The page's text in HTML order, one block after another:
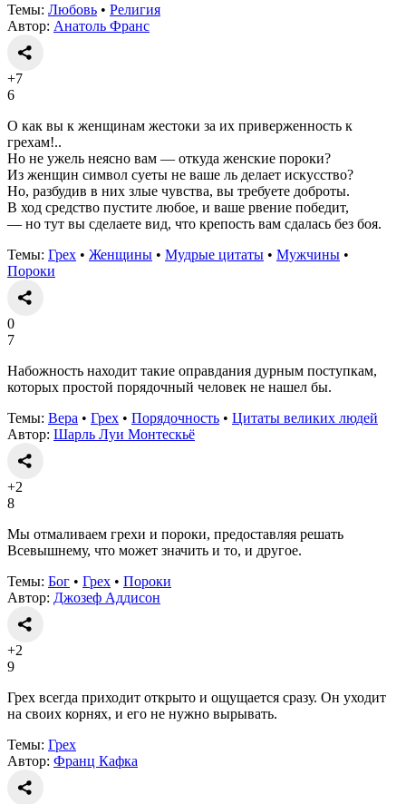
Темы: Любовь • Религия
Автор: Анатоль Франс
+7
6
О как вы к женщинам жестоки за их приверженность к
грехам!..
Но не ужель неясно вам — откуда женские пороки?
Из женщин символ суеты не ваше ль делает искусство?
Но, разбудив в них злые чувства, вы требуете доброты.
В ход средство пустите любое, и ваше рвение победит,
— но тут вы сделаете вид, что крепость вам сдалась без боя.
Темы: Грех • Женщины • Мудрые цитаты • Мужчины •
Пороки
0
7
Набожность находит такие оправдания дурным поступкам,
которых простой порядочный человек не нашел бы.
Темы: Вера • Грех • Порядочность • Цитаты великих людей
Автор: Шарль Луи Монтескьё
+2
8
Мы отмаливаем грехи и пороки, предоставляя решать
Всевышнему, что может значить и то, и другое.
Темы: Бог • Грех • Пороки
Автор: Джозеф Аддисон
+2
9
Грех всегда приходит открыто и ощущается сразу. Он уходит
на своих корнях, и его не нужно вырывать.
Темы: Грех
Автор: Франц Кафка